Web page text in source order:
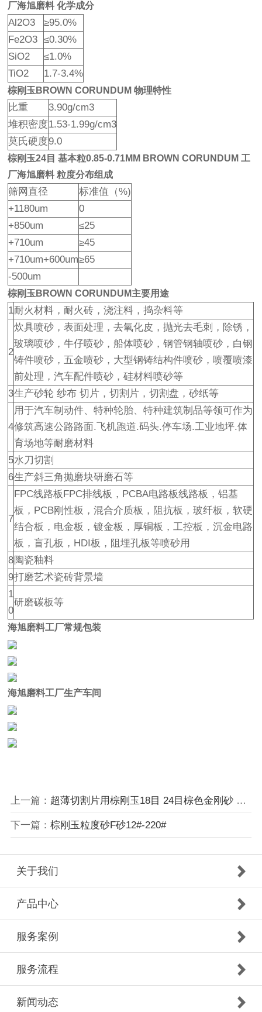
厂海旭磨料 化学成分
Al2O3
≥95.0%
Fe2O3 ≤0.30%
SiO2
≤1.0%
TiO2
1.7-3.4%
棕刚玉BROWN CORUNDUM 物理特性
比重
3.90g/cm3
堆积密度1.53-1.99g/cm3
莫氏硬度9.0
棕刚玉24目 基本粒0.85-0.71MM BROWN CORUNDUM 工
厂海旭磨料 粒度分布组成
筛网直径
标准值（%)
+1180um
0
+850um
≤25
+710um
≥45
+710um+600um≥65
-500um
棕刚玉BROWN CORUNDUM主要用途
1耐火材料，耐火砖，浇注料，捣杂料等
2
炊具喷砂，表面处理，去氧化皮，抛光去毛刺，除锈，
玻璃喷砂，牛仔喷砂，船体喷砂，钢管钢轴喷砂，白钢
铸件喷砂，五金喷砂，大型钢铸结构件喷砂，喷覆喷漆
前处理，汽车配件喷砂，硅材料喷砂等
3生产砂轮 纱布 切片，切割片，切割盘，砂纸等
4
用于汽车制动件、特种轮胎、特种建筑制品等领可作为
修筑高速公路路面.飞机跑道.码头.停车场.工业地坪.体
育场地等耐磨材料
5水刀切割
6生产斜三角抛磨块研磨石等
7
FPC线路板FPC排线板，PCBA电路板线路板，铝基
板，PCB刚性板，混合介质板，阻抗板，玻纤板，软硬
结合板，电金板，镀金板，厚铜板，工控板，沉金电路
板，盲孔板，HDI板，阻埋孔板等喷砂用
8 陶瓷釉料
9打磨艺术瓷砖背景墙
1
0
研磨碳板等
海旭磨料工厂常规包装
海旭磨料工厂生产车间
上一篇： 超薄切割片用棕刚玉18目 24目棕色金刚砂 棕色电熔铝粒度砂24目
下一篇： 棕刚玉粒度砂F砂12#-220#
关于我们
产品中心
服务案例
服务流程
新闻动态